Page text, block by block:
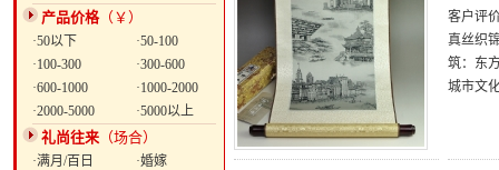
产品价格（￥）
·50以下
·50-100
·100-300
·300-600
·600-1000
·1000-2000
·2000-5000
·5000以上
礼尚往来 （场合）
·满月/百日
·婚嫁
客户评
真丝织
筑：东
城市文